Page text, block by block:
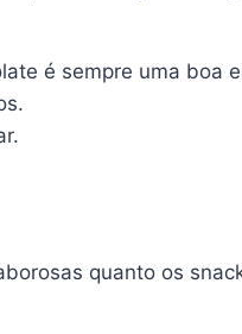
é sempre uma boa
quanto os